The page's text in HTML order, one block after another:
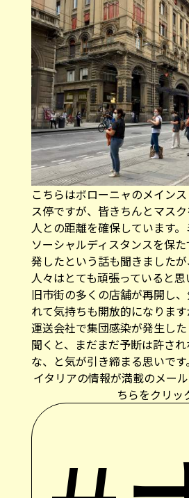
こちらはボローニャのメイン
ス停ですが、皆きちんとマス
人との距離を確保しています
ソーシャルディスタンスを保
発したという話も聞きました
人々はとても頑張っていると思
旧市街の多くの店舗が再開し
れて気持ちも開放的になりま
運送会社で集団感染が発生し
聞くと、まだまだ予断は許さ
な、と気が引き締まる思いです。
イタリアの情報が満載のメー
ちらをクリッ